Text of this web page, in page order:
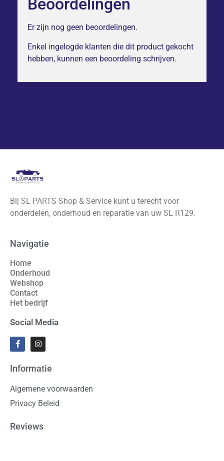
Beoordelingen
Er zijn nog geen beoordelingen.
Enkel ingelogde klanten die dit product gekocht
hebben, kunnen een beoordeling schrijven.
Bij SL PARTS Shop & Service kunt u terecht voor
onderdelen, onderhoud en reparatie van uw SL R129.
Navigatie
Home
Onderhoud
Webshop
Contact
Het bedrijf
Social Media
Informatie
Algemene voorwaarden
Privacy Beleid
Reviews